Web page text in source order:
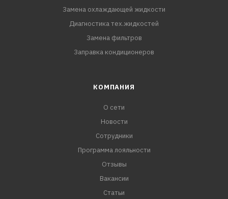
Замена охлаждающей жидкости
Диагностика тех.жидкостей
Замена фильтров
Заправка кондиционеров
КОМПАНИЯ
О сети
Новости
Сотрудники
Программа лояльности
Отзывы
Вакансии
Статьи